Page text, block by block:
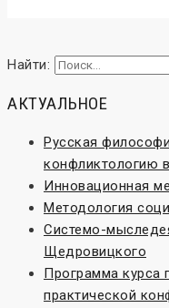
Найти:
АКТУАЛЬНОЕ
Русская
конфликтологию
Инновационная
Методология
Системо-
Щедровицкого
Программа курса
практической